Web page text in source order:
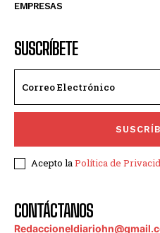
EMPRESAS
SUSCRÍBETE
Acepto laPolítica de
CONTÁCTANOS